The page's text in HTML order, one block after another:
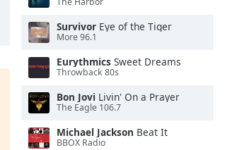
Survivor Eye of the Tiger
More 96.1
Eurythmics Sweet Dreams
Throwback 80s
Bon Jovi Livin' On a Prayer
The Eagle 106.7
Michael Jackson Beat It
BBOX Radio